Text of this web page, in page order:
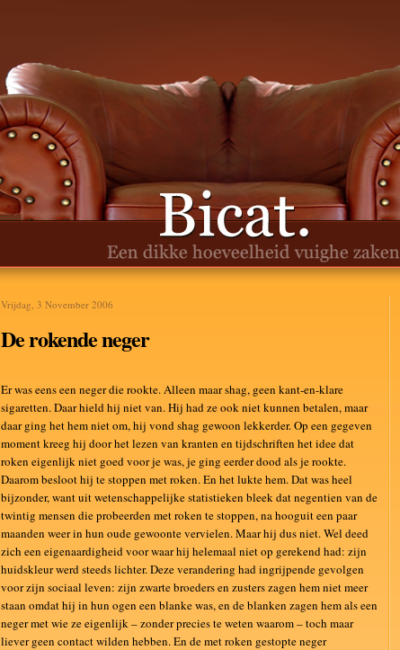
Vrijdag, 3 November 2006
De rokende neger
Er was eens een neger die rookte. Alleen maar shag, geen kant-en-klare
sigaretten. Daar hield hij niet van. Hij had ze ook niet kunnen betalen, maar
daar ging het hem niet om, hij vond shag gewoon lekkerder. Op een gegeven
moment kreeg hij door het lezen van kranten en tijdschriften het idee dat
roken eigenlijk niet goed voor je was, je ging eerder dood als je rookte.
Daarom besloot hij te stoppen met roken. En het lukte hem. Dat was heel
bijzonder, want uit wetenschappelijke statistieken bleek dat negentien van de
twintig mensen die probeerden met roken te stoppen, na hooguit een paar
maanden weer in hun oude gewoonte vervielen. Maar hij dus niet. Wel deed
zich een eigenaardigheid voor waar hij helemaal niet op gerekend had: zijn
huidskleur werd steeds lichter. Deze verandering had ingrijpende gevolgen
voor zijn sociaal leven: zijn zwarte broeders en zusters zagen hem niet meer
staan omdat hij in hun ogen een blanke was, en de blanken zagen hem als een
neger met wie ze eigenlijk – zonder precies te weten waarom – toch maar
liever geen contact wilden hebben. En de met roken gestopte neger